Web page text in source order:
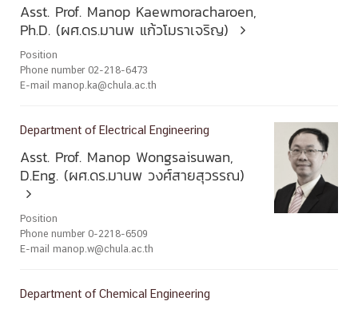
Asst. Prof. Manop Kaewmoracharoen,
Ph.D. (ผศ.ดร.มานพ แก้วโมราเจริญ)

Position
Phone number 02-218-6473
E-mail manop.ka@chula.ac.th
Department of Electrical Engineering
Asst. Prof. Manop Wongsaisuwan,
D.Eng. (ผศ.ดร.มานพ วงศ์สายสุวรรณ)

Position
Phone number 0-2218-6509
E-mail manop.w@chula.ac.th
Department of Chemical Engineering